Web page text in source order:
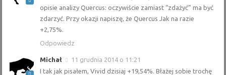
opisie analizy Quercus: oczywiście zamiast “zdażyć” ma być
zdarzyć. Przy okazji napiszę, że Quercus Jak na razie
+2,75%.
Odpowiedz
Michał
11 grudnia 2014 o 11:21
I tak jak pisałem, Vivid dzisiaj +19,54%. Błażej sobie trochę